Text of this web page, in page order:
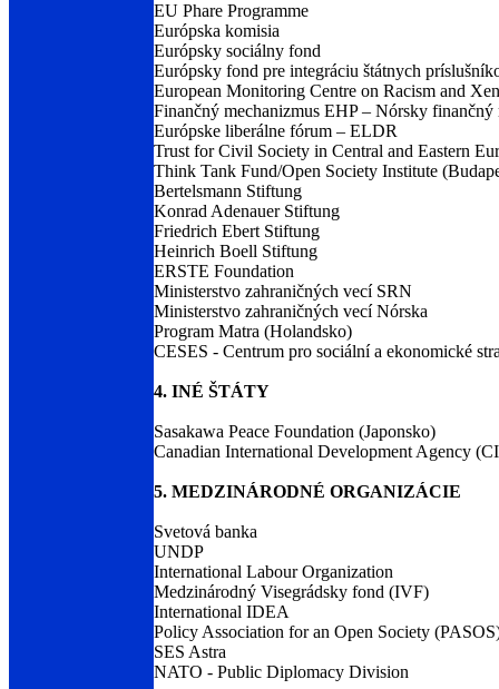
EU Phare Programme
Európska komisia
Európsky sociálny fond
Európsky fond pre integráciu štátnych
European Monitoring Centre on Racism and
Finančný mechanizmus EHP – Nórsky finančný
Európske liberálne fórum – ELDR
Trust for Civil Society in Central and Eastern
Think Tank Fund/Open Society Institute
Bertelsmann Stiftung
Konrad Adenauer Stiftung
Friedrich Ebert Stiftung
Heinrich Boell Stiftung
ERSTE Foundation
Ministerstvo zahraničných vecí SRN
Ministerstvo zahraničných vecí Nórska
Program Matra (Holandsko)
CESES - Centrum pro sociální a ekonomické
4. INÉ ŠTÁTY
Sasakawa Peace Foundation (Japonsko)
Canadian International Development Agency
5. MEDZINÁRODNÉ ORGANIZÁCIE
Svetová banka
UNDP
International Labour Organization
Medzinárodný Visegrádsky fond (IVF)
International IDEA
Policy Association for an Open Society
SES Astra
NATO - Public Diplomacy Division